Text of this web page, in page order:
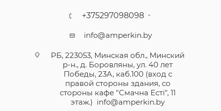
+375297098098
info@amperkin.by
РБ, 223053, Минская обл., Минский
р-н., д. Боровляны, ул. 40 лет
Победы, 23А, каб.100 (вход с
правой стороны здания, со
стороны кафе "Смачна Естi", 11
этаж.) info@amperkin.by